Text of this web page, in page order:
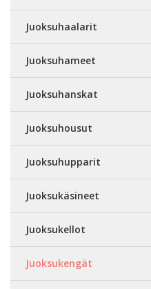
Juoksuhaalarit
Juoksuhameet
Juoksuhanskat
Juoksuhousut
Juoksuhupparit
Juoksukäsineet
Juoksukellot
Juoksukengät